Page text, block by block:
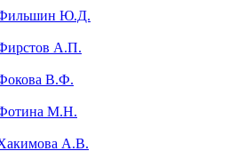
Ю.Д.
А.П.
В.Ф.
М.Н.
А.В.